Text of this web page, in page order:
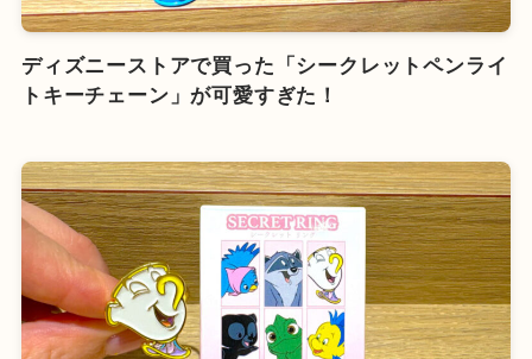
ディズニーストアで買った「シークレットペンライ
トキーチェーン」が可愛すぎた！